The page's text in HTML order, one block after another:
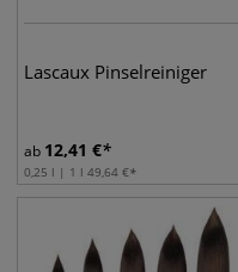
Lascaux Pinselreiniger
ab 12,41 €
0,25 l | 1 l 49,64 €